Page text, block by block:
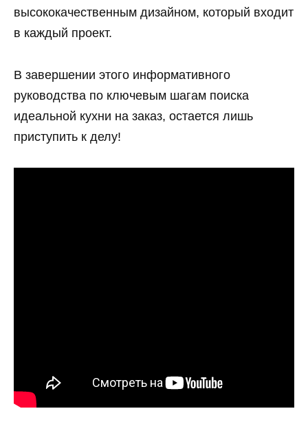
высококачественным дизайном, который входит
в каждый проект.
В завершении этого информативного
руководства по ключевым шагам поиска
идеальной кухни на заказ, остается лишь
приступить к делу!